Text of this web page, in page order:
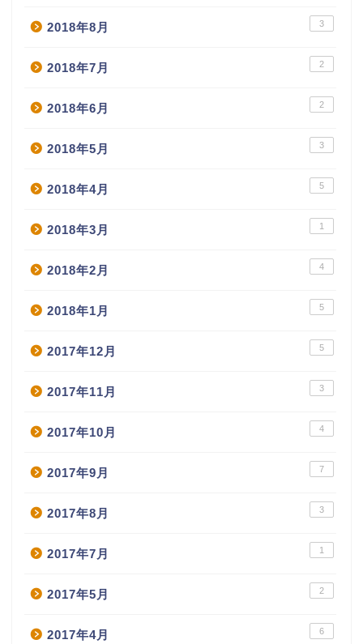
2018年8月 3
2018年7月 2
2018年6月 2
2018年5月 3
2018年4月 5
2018年3月 1
2018年2月 4
2018年1月 5
2017年12月 5
2017年11月 3
2017年10月 4
2017年9月 7
2017年8月 3
2017年7月 1
2017年5月 2
2017年4月 6